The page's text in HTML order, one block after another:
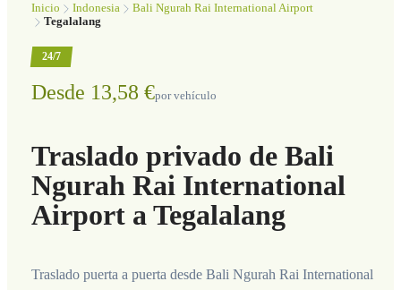
Inicio Indonesia
Bali Ngurah Rai International Airport
Tegalalang
24/7
Desde 13,58 €por vehículo
Traslado privado de Bali
Ngurah Rai International
Airport a Tegalalang
Traslado puerta a puerta desde Bali Ngurah Rai International